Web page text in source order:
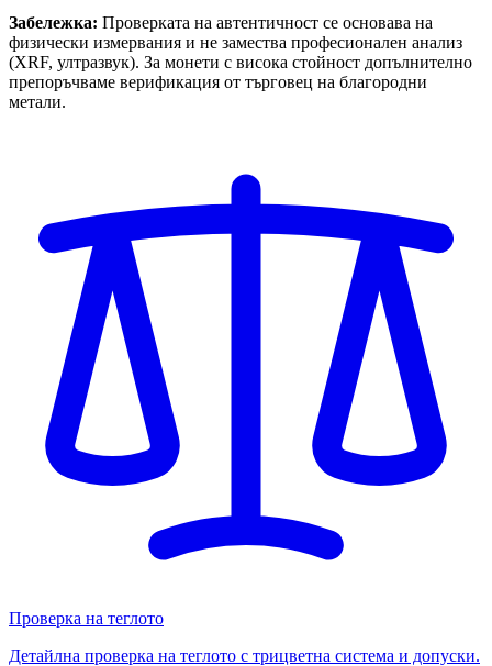
Забележка: Проверката на автентичност се основава на
физически измервания и не замества професионален анализ
(XRF, ултразвук). За монети с висока стойност допълнително
препоръчваме верификация от търговец на благородни
метали.
Проверка на теглото
Детайлна проверка на теглото с трицветна система и допуски.